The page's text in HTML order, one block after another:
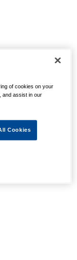
of is de
hopen u weer op
of cookies on your
and assist in our
Cookies